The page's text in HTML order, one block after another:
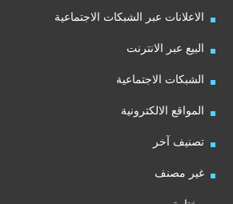
الاعلانات عبر الشبكات الاجتماعية
البيع عبر الانترنت
الشبكات الاجتماعية
المواقع الالكترونية
تصنيف آخر
غير مصنف